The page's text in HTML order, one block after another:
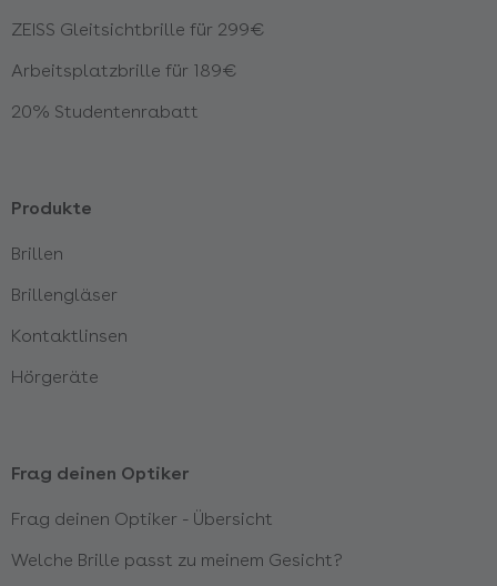
ZEISS Gleitsichtbrille für 299€
Arbeitsplatzbrille für 189€
20% Studentenrabatt
Produkte
Brillen
Brillengläser
Kontaktlinsen
Hörgeräte
Frag deinen Optiker
Frag deinen Optiker - Übersicht
Welche Brille passt zu meinem Gesicht?